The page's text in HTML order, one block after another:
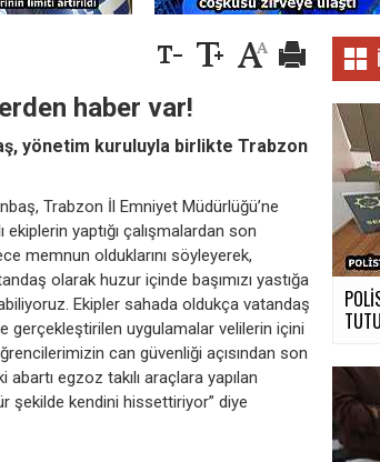
haber var!
yönetim kuruluyla birlikte Trabzon
Trabzon İl Emniyet Müdürlüğü’ne
ekiplerin yaptığı çalışmalardan son
memnun olduklarını söyleyerek,
olarak huzur içinde başımızı yastığa
Ekipler sahada oldukça vatandaş
gerçekleştirilen uygulamalar velilerin içini
can güvenliği açısından son
egzoz takılı araçlara yapılan
şekilde kendini hissettiriyor” diye